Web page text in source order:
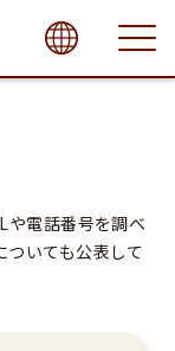
close
や電話番号を調べ
いても公表して